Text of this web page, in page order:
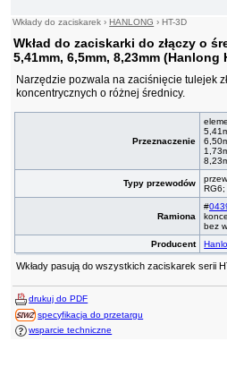
Wkłady do zaciskarek ›HANLONG ›HT-3D
Wkład do zaciskarki do złączy o
5,41mm, 6,5mm, 8,23mm (Hanlong
Narzędzie pozwala na zaciśnięcie tulejek
koncentrycznych o różnej średnicy.
Przeznaczenie
Typy przewodów
RG6;
Ramiona
#
bez
Producent
Wkłady pasują do wszystkich zaciskarek serii
drukuj do PDF
specyfikacja do przetargu
wsparcie techniczne